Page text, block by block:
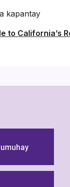
kapantay
to California’s